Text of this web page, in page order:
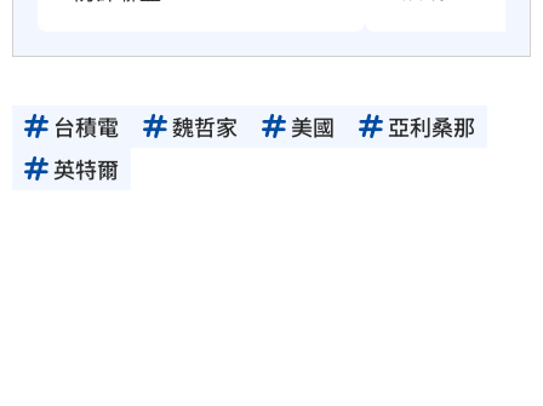
台積電 魏哲家 美國
亞利桑那
英特爾